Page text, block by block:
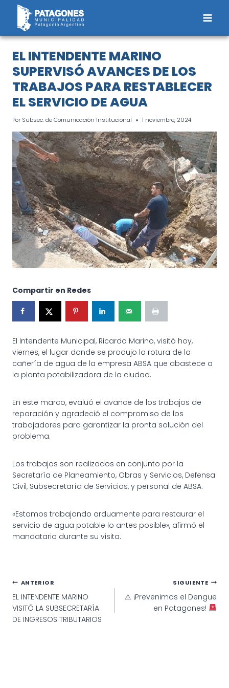
Saltar
contenido
EL INTENDENTE MARINO
SUPERVISÓ AVANCES DE LOS
TRABAJOS PARA RESTABLECER
EL SERVICIO DE AGUA
Por Subsec. de Comunicación Institucional 1 noviembre, 2024
Compartir en Redes
El Intendente Municipal, Ricardo Marino, visitó hoy,
viernes, el lugar donde se produjo la rotura de la
cañería de agua de la empresa ABSA que abastece a
la planta potabilizadora de la ciudad.
En este marco, evaluó el avance de los trabajos de
reparación y agradeció el compromiso de los
trabajadores para garantizar la pronta solución del
problema.
Los trabajos son realizados en conjunto por la
Secretaría de Planeamiento, Obras y Servicios, Defensa
Civil, Subsecretaría de Servicios, y personal de ABSA.
«Estamos trabajando arduamente para restaurar el
servicio de agua potable lo antes posible», afirmó el
mandatario durante su visita.
Navegación
de
entradas
ANTERIOR
EL INTENDENTE MARINO
VISITÓ LA SUBSECRETARÍA
DE INGRESOS TRIBUTARIOS
SIGUIENTE
⚠ ¡Prevenimos el Dengue
en Patagones!